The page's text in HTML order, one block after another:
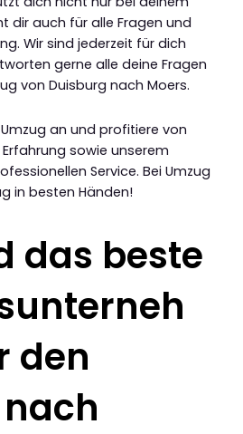
dir auch für alle Fragen und
Wir sind jederzeit für dich
gerne alle deine Fragen
von Duisburg nach Moers.
an und profitiere von
sowie unserem
Service. Bei Umzug
in besten Händen!
das beste
den